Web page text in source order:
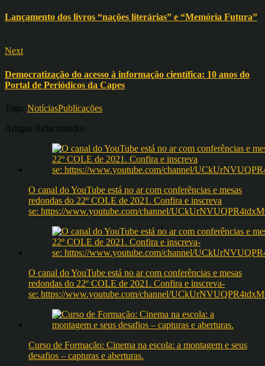
Lançamento dos livros “nações literárias” e “Memória Futura”
Next
Democratização do acesso à informação científica: 10 anos do
Portal de Periódicos da Capes
Tags: NotíciasPublicações
Artigos Relacionados
O canal do YouTube está no ar com conferências e mesas
redondas do 22º COLE de 2021. Confira e inscreva
se: https://www.youtube.com/channel/
O canal do YouTube está no ar com conferências e mesas
redondas do 22º COLE de 2021. Confira e inscreva-
se: https://www.youtube.com/channel/
Curso de Formação: Cinema na escola: a montagem e seus
desafios – capturas e aberturas.